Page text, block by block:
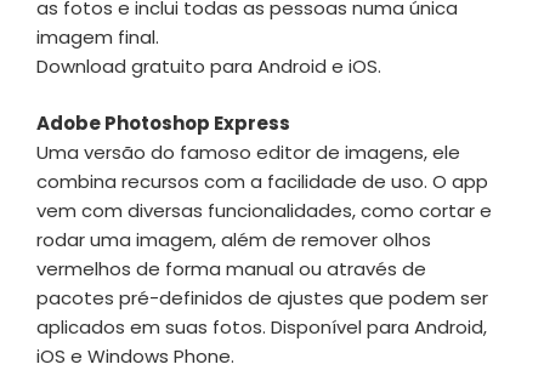
as fotos e inclui todas as pessoas numa única
imagem final.
Download gratuito para Android e iOS.
Adobe Photoshop Express
Uma versão do famoso editor de imagens, ele
combina recursos com a facilidade de uso. O app
vem com diversas funcionalidades, como cortar e
rodar uma imagem, além de remover olhos
vermelhos de forma manual ou através de
pacotes pré-definidos de ajustes que podem ser
aplicados em suas fotos. Disponível para Android,
iOS e Windows Phone.